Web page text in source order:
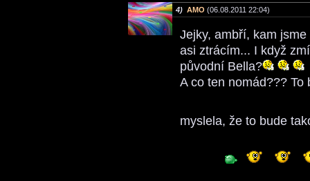
4) AMO (06.08.2011 22:04)
Jejky, ambří, kam
asi ztrácím... I když
původní Bella?
A co ten nomád???
myslela, že to bude